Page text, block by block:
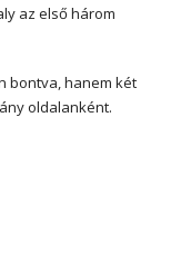
az első három
bontva, hanem két
oldalanként.